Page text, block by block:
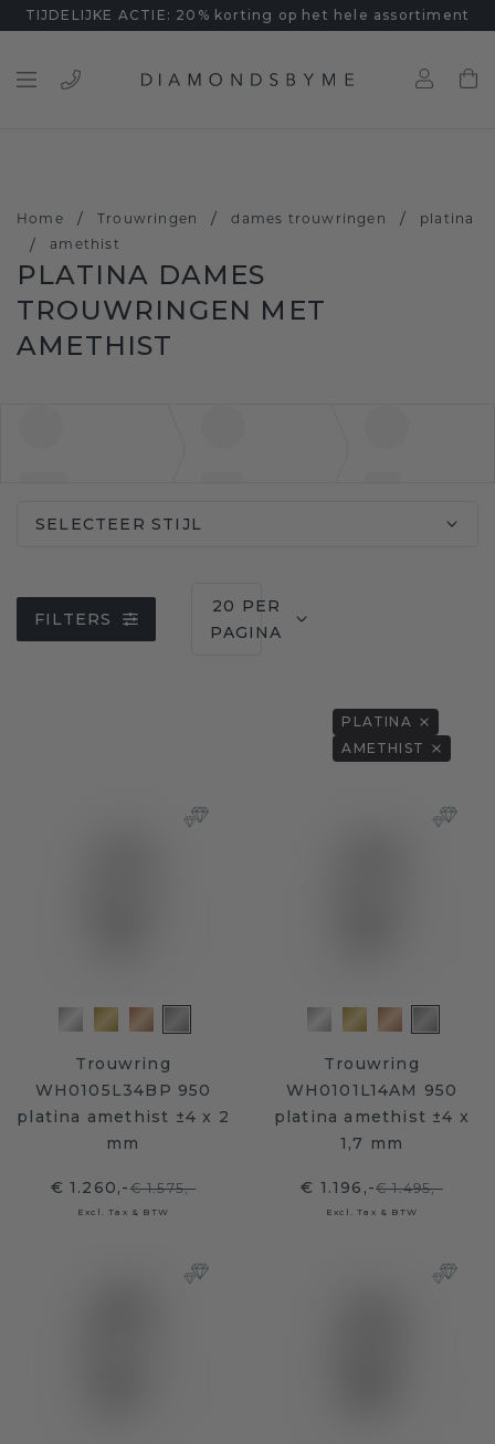
TIJDELIJKE ACTIE: 20% korting op het hele assortiment
Home / Trouwringen / dames trouwringen / platina
/ amethist
PLATINA DAMES
TROUWRINGEN MET
AMETHIST
SELECTEER STIJL
FILTERS
20 PER
PAGINA
PLATINA
AMETHIST
Trouwring
WH0105L34BP 950
platina amethist ±4 x 2
mm
€ 1.260,-€ 1.575,-
Excl. Tax & BTW
Trouwring
WH0101L14AM 950
platina amethist ±4 x
1,7 mm
€ 1.196,-€ 1.495,-
Excl. Tax & BTW